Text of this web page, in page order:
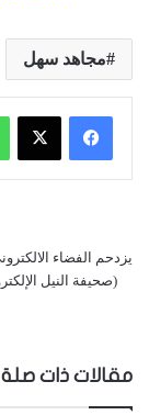
مجاهد سهل
يزدحم الفضاء
(صحيفة النيل
مقالات ذات صلة